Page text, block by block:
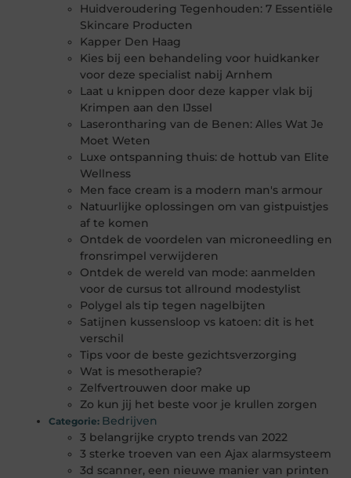
Huidveroudering Tegenhouden: 7 Essentiële
Skincare Producten
Kapper Den Haag
Kies bij een behandeling voor huidkanker
voor deze specialist nabij Arnhem
Laat u knippen door deze kapper vlak bij
Krimpen aan den IJssel
Laserontharing van de Benen: Alles Wat Je
Moet Weten
Luxe ontspanning thuis: de hottub van Elite
Wellness
Men face cream is a modern man's armour
Natuurlijke oplossingen om van gistpuistjes
af te komen
Ontdek de voordelen van microneedling en
fronsrimpel verwijderen
Ontdek de wereld van mode: aanmelden
voor de cursus tot allround modestylist
Polygel als tip tegen nagelbijten
Satijnen kussensloop vs katoen: dit is het
verschil
Tips voor de beste gezichtsverzorging
Wat is mesotherapie?
Zelfvertrouwen door make up
Zo kun jij het beste voor je krullen zorgen
Categorie: Bedrijven
3 belangrijke crypto trends van 2022
3 sterke troeven van een Ajax alarmsysteem
3d scanner, een nieuwe manier van printen